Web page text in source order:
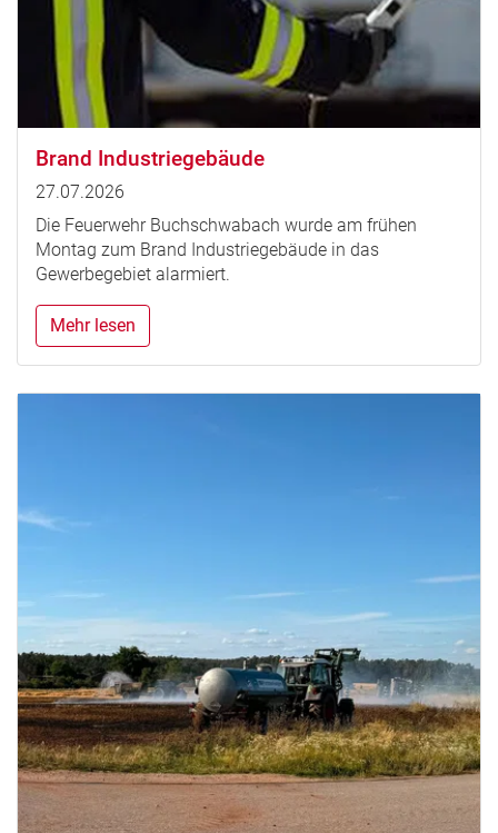
Brand Industriegebäude
27.07.2026
Die Feuerwehr Buchschwabach wurde am frühen
Montag zum Brand Industriegebäude in das
Gewerbegebiet alarmiert.
Mehr lesen